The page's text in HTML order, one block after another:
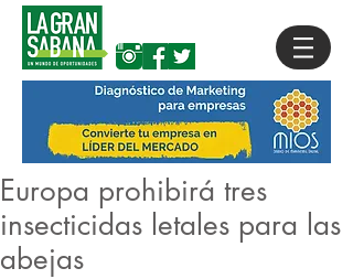
Europa prohibirá tres
insecticidas letales para las
abejas